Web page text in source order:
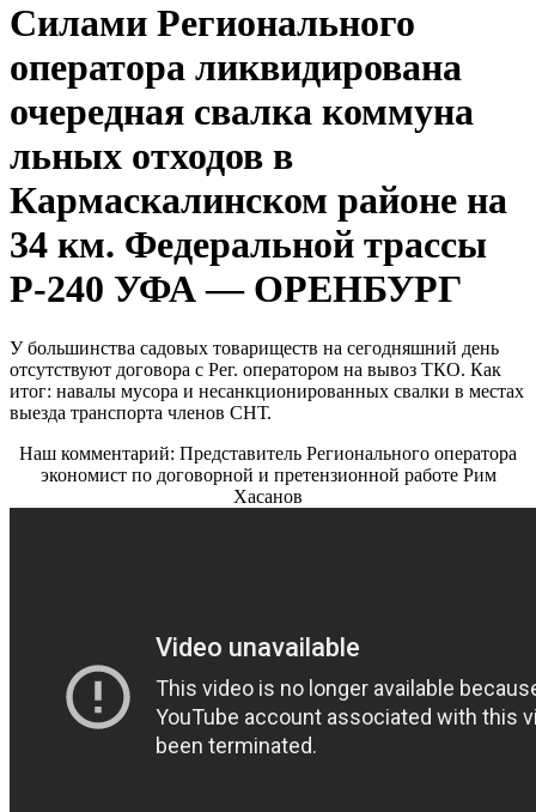
Силами Регионального
оператора ликвидирована
очередная свалка коммуна
льных отходов в
Кармаскалинском районе на
34 км. Федеральной трассы
Р-240 УФА — ОРЕНБУРГ
У большинства садовых товариществ на сегодняшний день
отсутствуют договора с Рег. оператором на вывоз ТКО. Как
итог: навалы мусора и несанкционированных свалки в местах
выезда транспорта членов СНТ.
Наш комментарий: Представитель Регионального оператора
экономист по договорной и претензионной работе Рим
Хасанов